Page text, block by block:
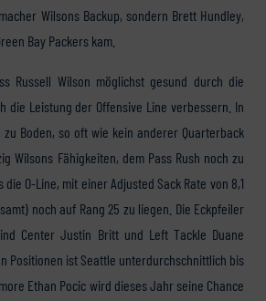
Wilsons Backup, sondern Brett Hundley,
Bay Packers kam.
Russell Wilson möglichst gesund durch die
die Leistung der Offensive Line verbessern. In
zu Boden, so oft wie kein anderer Quarterback
Wilsons Fähigkeiten, dem Pass Rush noch zu
O-Line, mit einer Adjusted Sack Rate von 8,1
noch auf Rang 25 zu liegen. Die Eckpfeiler
Center Justin Britt und Left Tackle Duane
Positionen ist Seattle unterdurchschnittlich bis
Ethan Pocic wird dieses Jahr seine Chance